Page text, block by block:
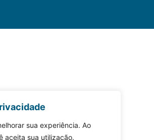
sua experiência. Ao
aceita sua utilização.